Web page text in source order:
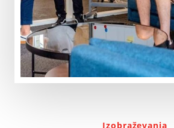
Izobraževanja